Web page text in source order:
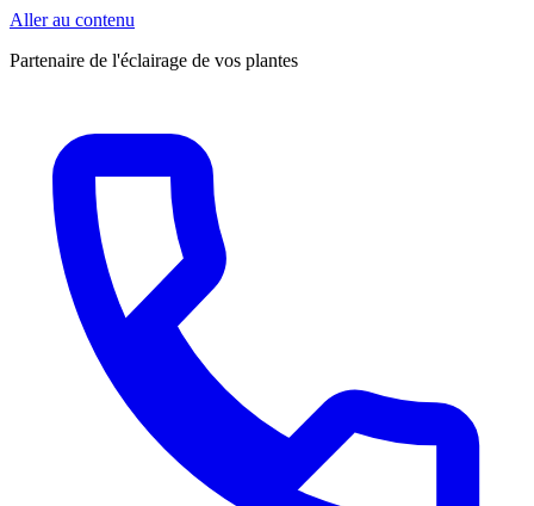
Aller au contenu
Partenaire de l'éclairage de vos plantes